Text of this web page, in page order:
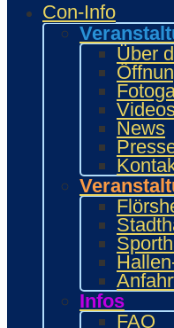
Con-Info
Über
News
Infos
FAQ
MARKTPLATZ
Händler
Zeichner
Fanprojekte
Bring and
Food Area
Maidcafé
INTERAKTIV
Workshops
Gamesroom
Trading
Brettspiele
Karaoke
Ehrengäste